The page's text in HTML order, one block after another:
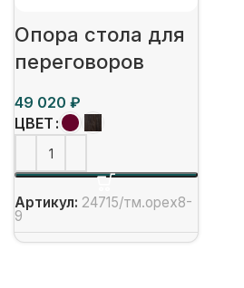
Опора стола для
переговоров
₽
ЦВЕТ
Артикул: 24715/тм.орех8-
9